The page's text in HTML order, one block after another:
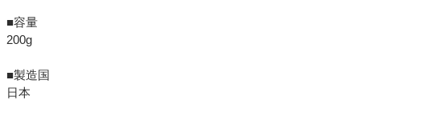
■容量
200g
■製造国
日本